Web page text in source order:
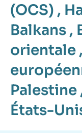
(OCS) ,
Balkans ,
orientale ,
Palestine
États-